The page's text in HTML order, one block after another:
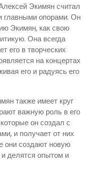
Экимян считал
главными опорами. Он
Экимян, как свою
Она всегда
его в творческих
на концертах
его и радуясь его
также имеет круг
важную роль в его
он создал с
и получает от них
они создают новую
делятся опытом и